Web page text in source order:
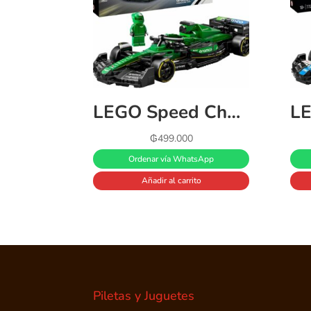
LEGO Speed Champions Auto de Carreras Aston Martin Aramco F1 AMR24 Set con vehículo, Modelo construible, Juego con 1 minifigura, Regalo Coleccionable para niños y niñas 77245
₲499.000
Ordenar vía WhatsApp
Añadir al carrito
Piletas y Juguetes